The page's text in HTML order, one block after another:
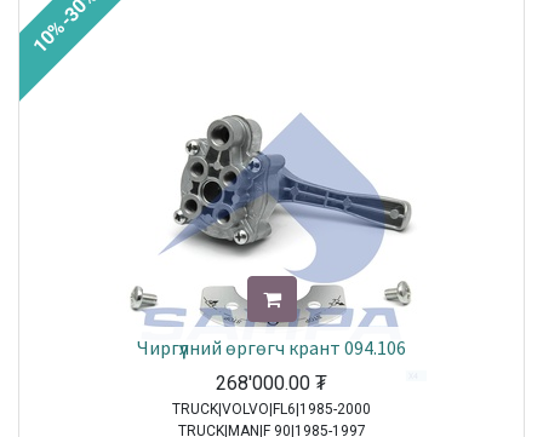
Чиргүүлний өргөгч крант 094.106
268'000.00 ₮
TRUCK|VOLVO|FL6|1985-2000
TRUCK|MAN|F 90|1985-1997
10%-30%